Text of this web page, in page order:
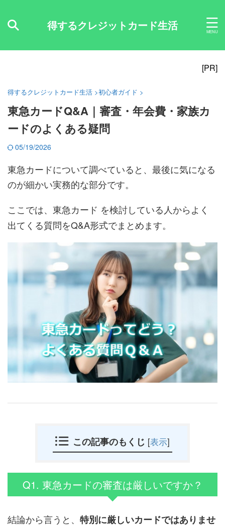
得するクレジットカード生活
[PR]
得するクレジットカード生活 >初心者ガイド >
東急カードQ&A｜審査・年会費・家族カ
ードのよくある疑問
05/19/2026
東急カードについて調べていると、最後に気になる
のが細かい実務的な部分です。
ここでは、 東急カード を検討している人からよく
出てくる質問をQ&A形式でまとめます。
この記事のもくじ [表示]
Q1. 東急カードの審査は厳しいですか？
結論から言うと、 特別に厳しいカードではありませ